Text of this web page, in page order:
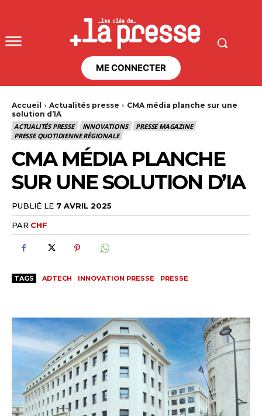
ME CONNECTER
Accueil Actualités presse
CMA média planche sur une
solution d’IA
ACTUALITÉS PRESSE
INNOVATIONS
PRESSE MAGAZINE
PRESSE QUOTIDIENNE RÉGIONALE
CMA MÉDIA PLANCHE
SUR UNE SOLUTION D’IA
PUBLIÉ LE 7 AVRIL 2025
PAR CHF
TAGS ADTECH INNOVATION PRESSE PRESSE